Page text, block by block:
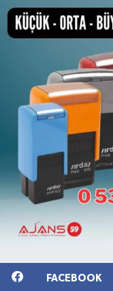
FACEBOOK